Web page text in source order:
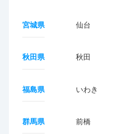
宮城県 仙台
秋田県 秋田
福島県 いわき
群馬県 前橋